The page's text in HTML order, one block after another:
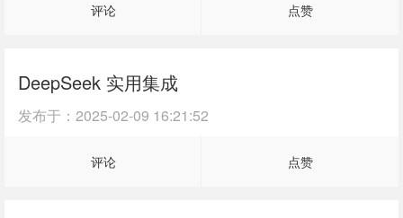
评论 点赞
DeepSeek 实用集成
发布于： 2025-02-09 16:21:52
评论 点赞